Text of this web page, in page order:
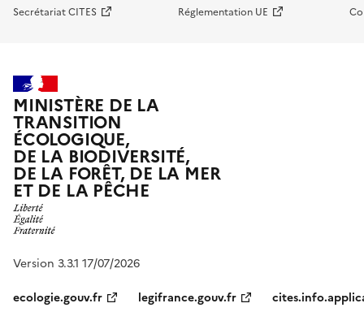
Secrétariat CITES Réglementation UE
MINISTÈRE DE LA
TRANSITION
ÉCOLOGIQUE,
DE LA BIODIVERSITÉ,
DE LA FORÊT, DE LA MER
ET DE LA PÊCHE
Version 3.3.1 17/07/2026
ecologie.gouv.fr
legifrance.gouv.fr